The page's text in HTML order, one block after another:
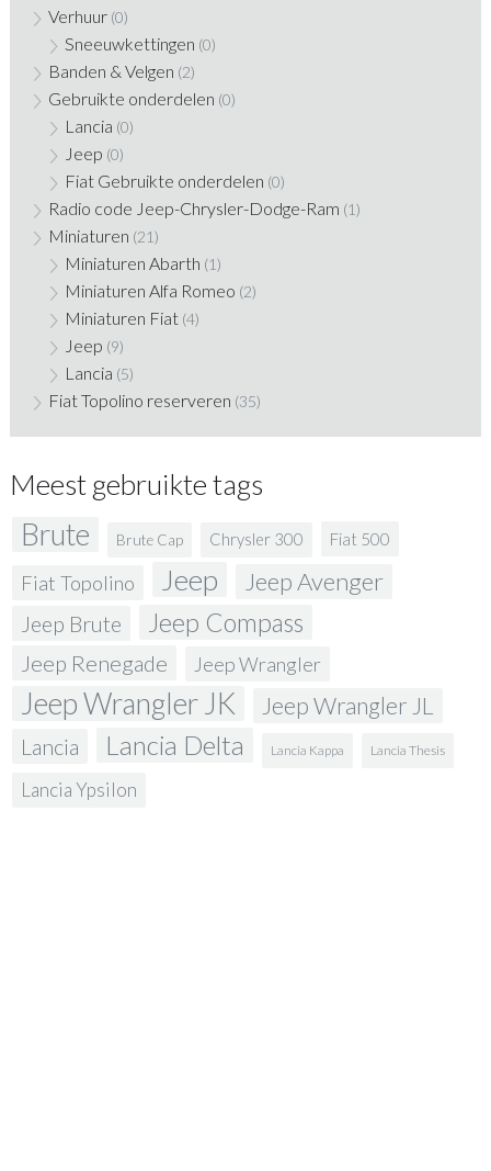
Verhuur (0)
Sneeuwkettingen (0)
Banden & Velgen (2)
Gebruikte onderdelen (0)
Lancia (0)
Jeep (0)
Fiat Gebruikte onderdelen (0)
Radio code Jeep-Chrysler-Dodge-Ram (1)
Miniaturen (21)
Miniaturen Abarth (1)
Miniaturen Alfa Romeo (2)
Miniaturen Fiat (4)
Jeep (9)
Lancia (5)
Fiat Topolino reserveren (35)
Meest gebruikte tags
Brute Brute Cap Chrysler 300 Fiat 500
Fiat Topolino Jeep Jeep Avenger
Jeep Brute Jeep Compass
Jeep Renegade Jeep Wrangler
Jeep Wrangler JK Jeep Wrangler JL
Lancia Lancia Delta Lancia Kappa Lancia Thesis
Lancia Ypsilon